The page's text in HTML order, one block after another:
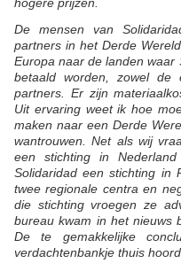
De mensen van
partners in het Derde
Europa naar de landen waar
betaald worden, zowel
partners. Er zijn
Uit ervaring weet ik hoe
maken naar een Derde
wantrouwen. Net als wij
een stichting in
Solidaridad een stichting in
twee regionale centra en
die stichting vroegen ze
bureau kwam in het nieuws
De te gemakkelijke
verdachtenbankje thuis